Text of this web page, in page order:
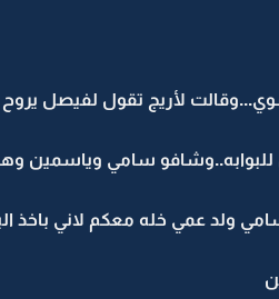
لأريج تقول لفيصل
سامي وياسمين
ولد عمي خله معكم لاني باخذ